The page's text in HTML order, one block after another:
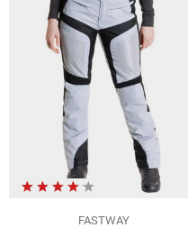
FASTWAY